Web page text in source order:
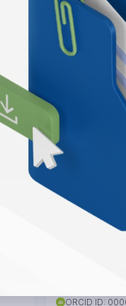
iD ORCID ID: